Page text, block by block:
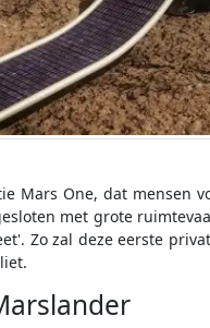
Mars One, dat mensen
met grote
Zo zal deze eerste